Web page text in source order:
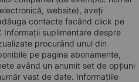
website), aveți
contacte facând click pe
Informații suplimentare despre
procurând unul din
pe pagina abonamente,
având un anumit set de opțiuni
vast de date. Informațiile